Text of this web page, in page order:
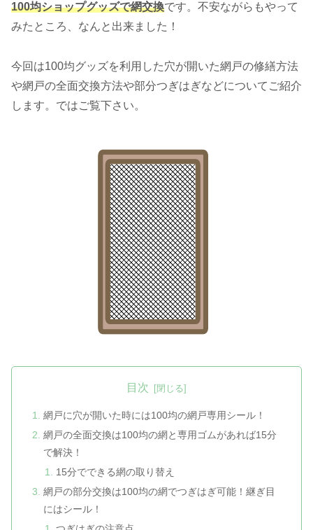
100均ショップグッズで網交換です。不安ながらもやって
みたところ、なんと出来ました！
今回は100均グッズを利用した穴が開いた網戸の修繕方法
や網戸の全面交換方法や部分つぎはぎなどについてご紹介
します。ではご覧下さい。
目次
網戸に穴が開いた時には100均の網戸専用シール！
網戸の全面交換は100均の網と専用ゴムがあれば15分
で解決！
15分でできる網の取り替え
網戸の部分交換は100均の網でつぎはぎ可能！継ぎ目
にはシール！